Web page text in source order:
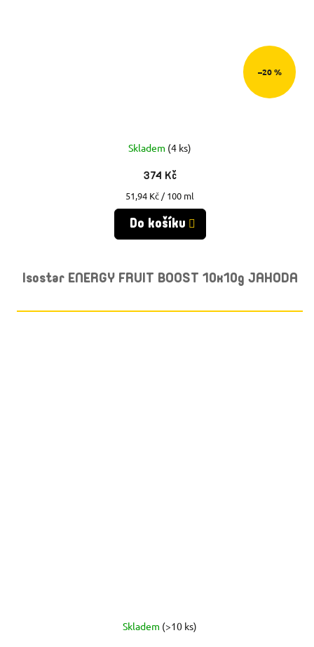
–20 %
Skladem (4 ks)
374 Kč
Měrná
cena:
51,94 Kč / 100 ml
Do košíku
Isostar ENERGY FRUIT BOOST 10x10g JAHODA
Skladem (>10 ks)